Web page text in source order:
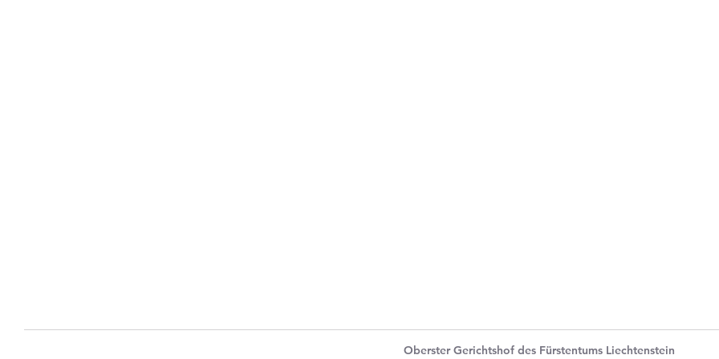
Oberster Gerichtshof des Fürstentums Liechtenstein